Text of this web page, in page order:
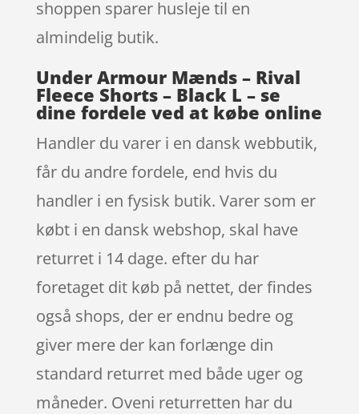
shoppen sparer husleje til en
almindelig butik.
Under Armour Mænds – Rival
Fleece Shorts – Black L – se
dine fordele ved at købe online
Handler du varer i en dansk webbutik,
får du andre fordele, end hvis du
handler i en fysisk butik. Varer som er
købt i en dansk webshop, skal have
returret i 14 dage. efter du har
foretaget dit køb på nettet, der findes
også shops, der er endnu bedre og
giver mere der kan forlænge din
standard returret med både uger og
måneder. Oveni returretten har du